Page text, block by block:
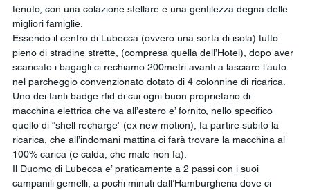
tenuto, con una colazione stellare e una gentilezza degna delle
migliori famiglie.
Essendo il centro di Lubecca (ovvero una sorta di isola) tutto
pieno di stradine strette, (compresa quella dell’Hotel), dopo aver
scaricato i bagagli ci rechiamo 200metri avanti a lasciare l’auto
nel parcheggio convenzionato dotato di 4 colonnine di ricarica.
Uno dei tanti badge rfid di cui ogni buon proprietario di
macchina elettrica che va all’estero e’ fornito, nello specifico
quello di “shell recharge” (ex new motion), fa partire subito la
ricarica, che all’indomani mattina ci farà trovare la macchina al
100% carica (e calda, che male non fa).
Il Duomo di Lubecca e’ praticamente a 2 passi con i suoi
campanili gemelli, a pochi minuti dall’Hamburgheria dove ci